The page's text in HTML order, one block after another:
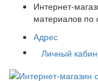
Интернет-
материалов по
Адрес
Личный